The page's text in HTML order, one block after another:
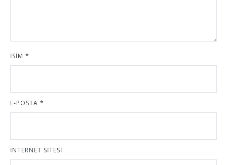
İSIM *
E-POSTA *
İNTERNET SITESI